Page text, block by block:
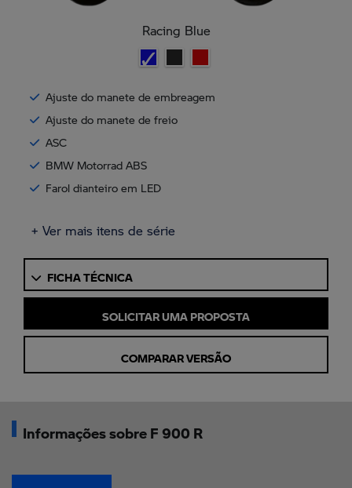
Racing Blue
Ajuste do manete de embreagem
Ajuste do manete de freio
ASC
BMW Motorrad ABS
Farol dianteiro em LED
+ Ver mais itens de série
FICHA TÉCNICA
SOLICITAR UMA PROPOSTA
COMPARAR VERSÃO
Informações sobre F 900 R